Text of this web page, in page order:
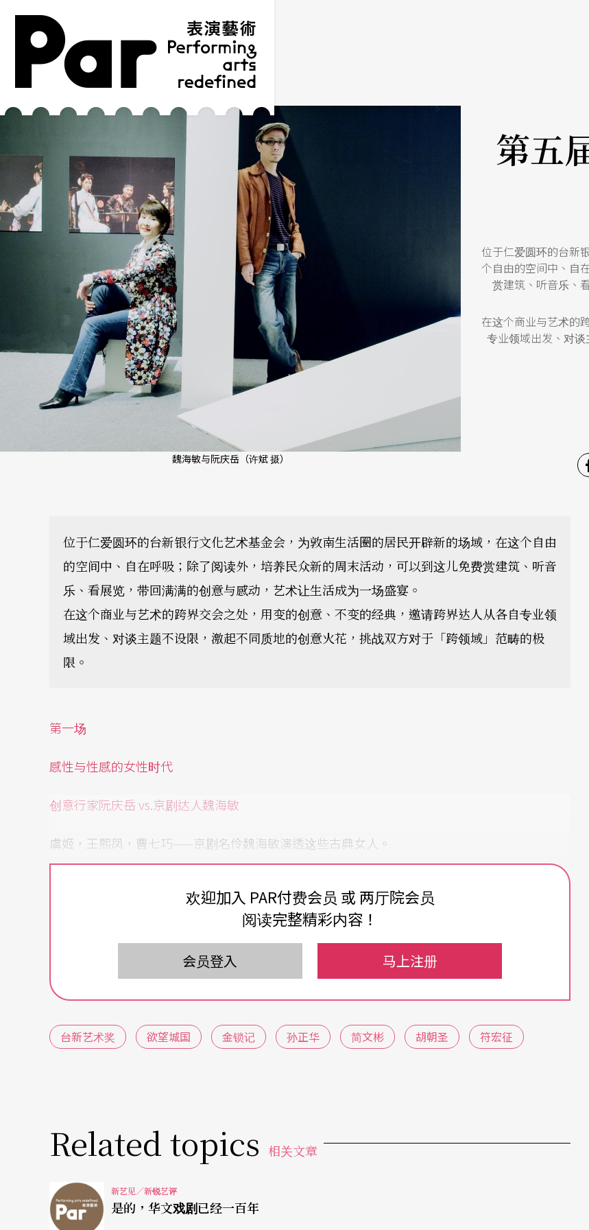
跳到主要内容区块
网站导览
魏海敏与阮庆岳（许斌 摄）
第五
位于仁爱圆环的台新
个自由的空间中、自
赏建筑、听音乐、
在这个商业与艺术的
专业领域出发、对
位于仁爱圆环的台新银行文化艺术基金会，为敦南生活圈的居民开辟新的场域，在这个自由
的空间中、自在呼吸；除了阅读外，培养民众新的周末活动，可以到这儿免费赏建筑、听音
乐、看展览，带回满满的创意与感动，艺术让生活成为一场盛宴。
在这个商业与艺术的跨界交会之处，用变的创意、不变的经典，邀请跨界达人从各自专业领
域出发、对谈主题不设限，激起不同质地的创意火花，挑战双方对于「跨领域」范畴的极
限。
第一场
感性与性感的女性时代
创意行家阮庆岳 vs.京剧达人魏海敏
虞姬，王熙凤，曹七巧——京剧名伶魏海敏演透这些古典女人。
林秀子，钟美满，秋琴——小说家阮庆岳建构那些时下女性。
他想用怎样的效果演活这些角色？
古典与现代、戏曲与文学，要在同一个舞台上，撞击……
时间：4月7日
阮庆岳（以下简称阮）：妳自己曾说在面对饰演《欲望城国》敖叔征夫人这个角色时，是个很大
常是我们一般认为比较负面的女性角色，我们是不是来聊聊这个部分？
欢迎加入 PAR付费会员 或 两厅院会员
阅读完整精彩内容！
会员登入 马上注册
台新艺术奖 欲望城国 金锁记 孙正华 简文彬 胡朝圣 符宏征
Related topics 相关文章
新艺见／新锐艺评
是的，华文戏剧已经一百年